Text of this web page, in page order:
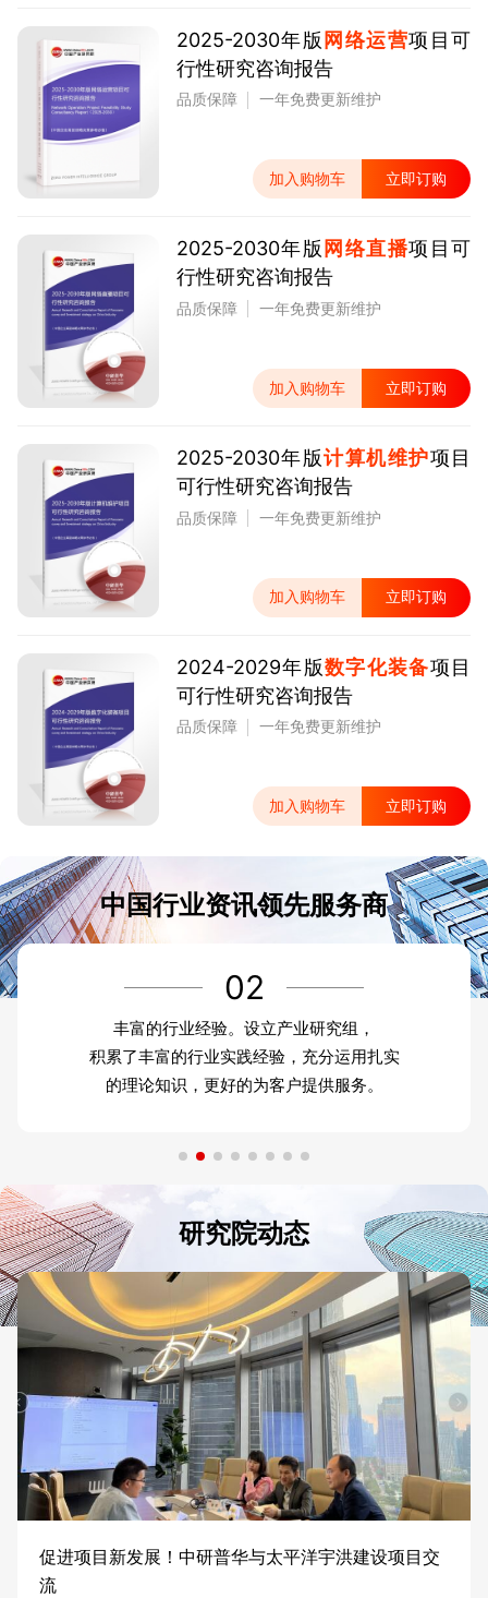
2025-2030年版网络运营项目可
行性研究咨询报告
品质保障 一年免费更新维护
加入购物车 立即订购
2025-2030年版 网络直播项目可
行性研究咨询报告
品质保障 一年免费更新维护
加入购物车 立即订购
2025-2030年版计算机维护项目
可行性研究咨询报告
品质保障 一年免费更新维护
加入购物车 立即订购
2024-2029年版数字化装备项目
可行性研究咨询报告
品质保障 一年免费更新维护
加入购物车 立即订购
中国行业资讯领先服务商
02
丰富的行业经验。设立产业研究组，
积累了丰富的行业实践经验，充分运用扎实
的理论知识，更好的为客户提供服务。
研究院动态
促进项目新发展！中研普华与太平洋宇洪建设项目交
流